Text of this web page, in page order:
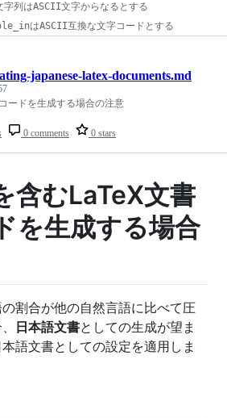
列はASCII文字からなるとする
はASCII互換な文字コードとする
0 comments 0 stars
japanese-latex-documents.md
ードを生成する場合の注意
含むLaTeX文書
を生成する場合
割合が他の自然言語に比べて圧
日本語文書としての生成が望ま
語文書としての設定を適用しま